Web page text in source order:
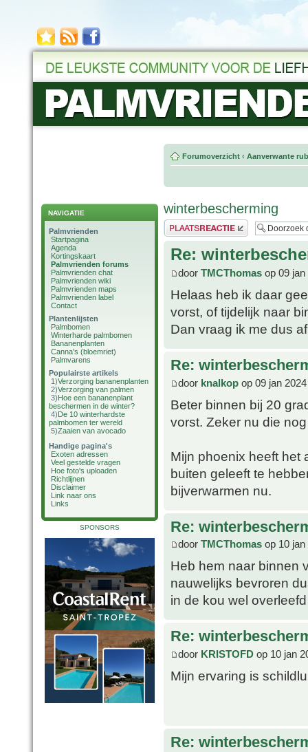
NAVIGATIE
Palmvrienden
Startpagina
Agenda
Kortingskaart
Palmvrienden forums
Palmvrienden chat
Palmvrienden wiki
Palmvrienden maps
Palmvrienden label
Contact
Plantenlijsten
Palmbomen
Winterharde palmbomen
Bananenplanten
Canna's (bloemriet)
Palmvarens
Populairste artikels
1)Verzorging bananenplanten
2)Verzorging van palmen
3)Hoe een bananenplant
beschermen in de winter?
4)De 10 winterhardste
palmbomen ter wereld
5)Zaaien van avocado
Handige pagina's
Exoten adressen
Veel gestelde vragen
Hoe foto's uploaden
Richtlijnen
Disclaimer
Link naar ons
Links
SPONSORS
Forumoverzicht ‹ Aanverwante
winterbescherming
Plaats een reactie
Re:
door TMCThomas op 09 jan
Helaas heb ik daar
vorst, of tijdelijk naar
Dan vraag ik me dus
Re:
door knalkop op 09 jan
Beter binnen bij 20
vorst. Zeker nu die
Mijn phoenix heeft het
buiten geleeft te
bijverwarmen nu.
Re:
door TMCThomas op 10 jan
Heb hem naar binnen
nauwelijks bevroren
in de kou wel
Re:
door KRISTOFD op 10 jan
Mijn ervaring is
Re: